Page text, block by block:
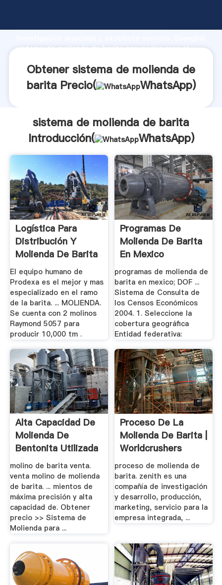
fuerte capacidad de producción, fuerza de
sistema de molienda de barita proveedor crea el
Obtener sistema de molienda de
barita Precio(
WhatsApp)
sistema de molienda de barita
Introducción(
WhatsApp)
Logística Para
Distribución Y
Molienda De Barita
- .
El equipo humano de
Prodexa es el mejor y mas
especializado en el ramo
de la barita. ... MOLIENDA.
Se cuenta con 2 molinos
Raymond 5057 para
producir 10,000 tm .
Programas De
Molienda De Barita
En Mexico
programas de molienda de
barita en mexico; DOF ...
Sistema de Consulta de
los Censos Económicos
2004. 1. Seleccione la
cobertura geográfica
Entidad federativa:
Alta Capacidad De
Molienda De
Bentonita Utilizada
...
molino de barita venta.
venta molino de molienda
de barita. ... mientos de
máxima precisión y alta
capacidad de. Obtener
precio >> Sistema de
Molienda para ...
Proceso De La
Molienda De Barita |
Worldcrushers
proceso de molienda de
barita. zenith es una
compañía de investigación
y desarrollo, producción,
marketing, servicio para la
empresa integrada, ...